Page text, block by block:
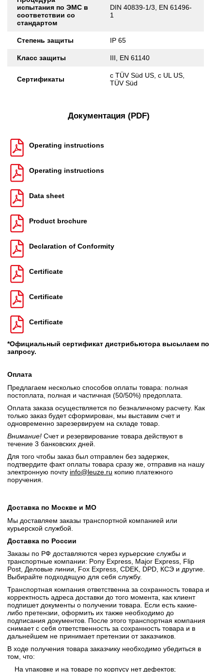
испытания по ЭМС в
соответствии со
стандартом
DIN 40839-1/3, EN 61496-
1
Степень защиты IP 65
Класс защиты III, EN 61140
Сертификаты
c TÜV Süd US, c UL US,
TÜV Süd
Документация (PDF)
Operating instructions
Operating instructions
Data sheet
Product brochure
Declaration of Conformity
Certificate
Certificate
Certificate
*Официальный сертификат дистрибьютора высылаем по
запросу.
Оплата
Предлагаем несколько способов оплаты товара: полная
постоплата, полная и частичная (50/50%) предоплата.
Оплата заказа осуществляется по безналичному расчету. Как
только заказ будет сформирован, мы выставим счет и
одновременно зарезервируем на складе товар.
Внимание! Счет и резервирование товара действуют в
течение 3 банковских дней.
Для того чтобы заказ был отправлен без задержек,
подтвердите факт оплаты товара сразу же, отправив на нашу
электронную почту info@leuze.ru копию платежного
поручения.
Доставка по Москве и МО
Мы доставляем заказы транспортной компанией или
курьерской службой.
Доставка по России
Заказы по РФ доставляются через курьерские службы и
транспортные компании: Pony Express, Major Express, Flip
Post, Деловые линии, Fox Express, CDEK, DPD, КСЭ и другие.
Выбирайте подходящую для себя службу.
Транспортная компания ответственна за сохранность товара и
корректность адреса доставки до того момента, как клиент
подпишет документы о получении товара. Если есть какие-
либо претензии, оформить их также необходимо до
подписания документов. После этого транспортная компания
снимает с себя ответственность за сохранность товара и в
дальнейшем не принимает претензии от заказчиков.
В ходе получения товара заказчику необходимо убедиться в
том, что:
На упаковке и на товаре по корпусу нет дефектов;